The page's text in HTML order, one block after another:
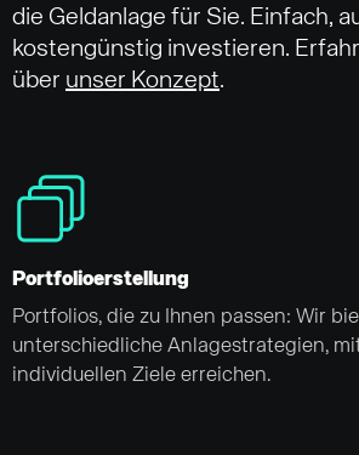
die Geldanlage für Sie. Einfach,
kostengünstig investieren.
über unser Konzept.
Portfolioerstellung
Portfolios, die zu Ihnen passen: Wir
unterschiedliche Anlagestrategien,
individuellen Ziele erreichen.